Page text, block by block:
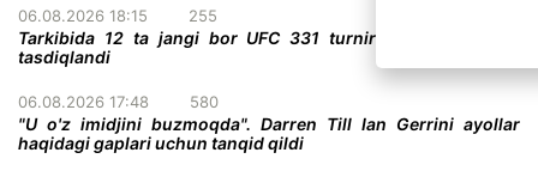
06.08.2026 18:15 255
Tarkibida 12 ta jangi bor UFC 331 turnirining to'liq kardi
tasdiqlandi
06.08.2026 17:48 580
"U o'z imidjini buzmoqda". Darren Till Ian Gerrini ayollar
haqidagi gaplari uchun tanqid qildi